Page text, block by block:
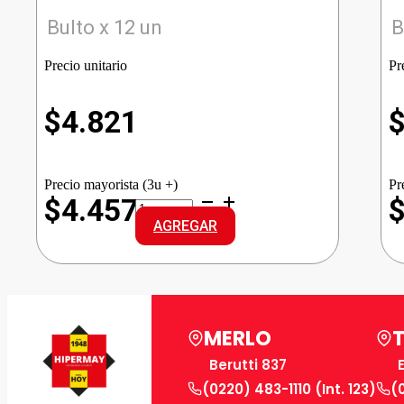
Bulto x 12 un
Precio unitario
$4.821
Precio mayorista (3u +)
$4.457CAPRI
FERNET
cantidad
AGREGAR
$
MERLO
Berutti 837
(0220) 483-1110 (Int. 123)